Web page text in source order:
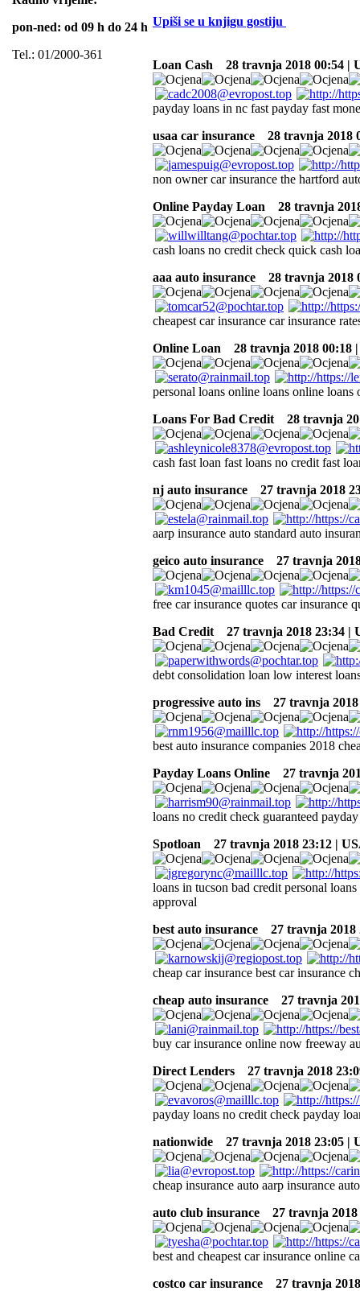
pon-ned: od 09 h do 24 h
Tel.: 01/2000-361
Upiši se u knjigu gostiju
Loan Cash 28 travnja 2018 00:54 |
payday loans in nc fast payday fast
usaa car insurance
28 travnja 2018
non owner car insurance the hartford
Online Payday Loan
28 travnja
cash loans no credit check quick cash
aaa auto insurance
28 travnja 2018
cheapest car insurance car insurance
Online Loan
28 travnja 2018 00:18
personal loans online loans online loans
Loans For Bad Credit
28 travnja
cash fast loan fast loans no credit fast
nj auto insurance
27 travnja 2018
aarp insurance auto standard auto
geico auto insurance
27 travnja
free car insurance quotes car insurance
Bad Credit
27 travnja 2018 23:34 |
debt consolidation loan low interest
progressive auto ins
27 travnja
best auto insurance companies 2018
Payday Loans Online
27 travnja
loans no credit check guaranteed
Spotloan
27 travnja 2018 23:12 |
loans in tucson bad credit personal
approval
best auto insurance
27 travnja 2018
cheap car insurance best car insurance
cheap auto insurance
27 travnja
buy car insurance online now freeway
Direct Lenders
27 travnja 2018
payday loans no credit check payday
nationwide
27 travnja 2018 23:05 |
cheap insurance auto aarp insurance
auto club insurance
27 travnja 2018
best and cheapest car insurance online
costco car insurance
27 travnja